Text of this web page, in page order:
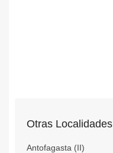
Otras Localidades
Antofagasta (II)